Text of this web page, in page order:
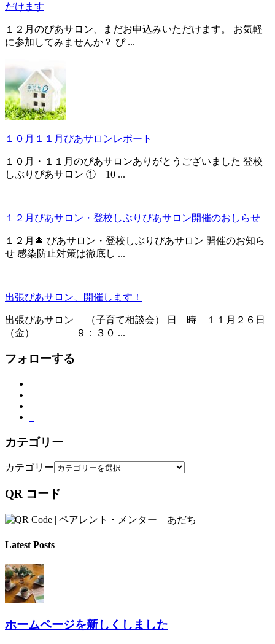
だけます
１２月のぴあサロン、まだお申込みいただけます。 お気軽
に参加してみませんか？ ぴ ...
１０月１１月ぴあサロンレポート
１０月・１１月のぴあサロンありがとうございました 登校
しぶりぴあサロン ① 10 ...
１２月ぴあサロン・登校しぶりぴあサロン開催のおしらせ
１２月🎄 ぴあサロン・登校しぶりぴあサロン 開催のお知ら
せ 感染防止対策は徹底し ...
出張ぴあサロン、開催します！
出張ぴあサロン （子育て相談会） 日 時 １１月２６日
（金） ９：３０ ...
フォローする
カテゴリー
カテゴリー
QR コード
Latest Posts
ホームページを新しくしました